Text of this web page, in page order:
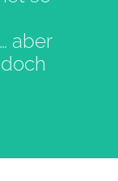
aber